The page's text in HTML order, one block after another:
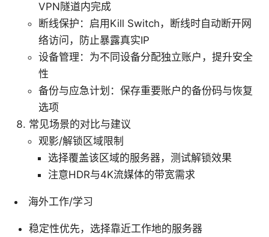
VPN隧道内完成
断线保护：启用Kill Switch，断线时自动断开网
络访问，防止暴露真实IP
设备管理：为不同设备分配独立账户，提升安全
性
备份与应急计划：保存重要账户的备份码与恢复
选项
常见场景的对比与建议
观影/解锁区域限制
选择覆盖该区域的服务器，测试解锁效果
注意HDR与4K流媒体的带宽需求
海外工作/学习
稳定性优先，选择靠近工作地的服务器